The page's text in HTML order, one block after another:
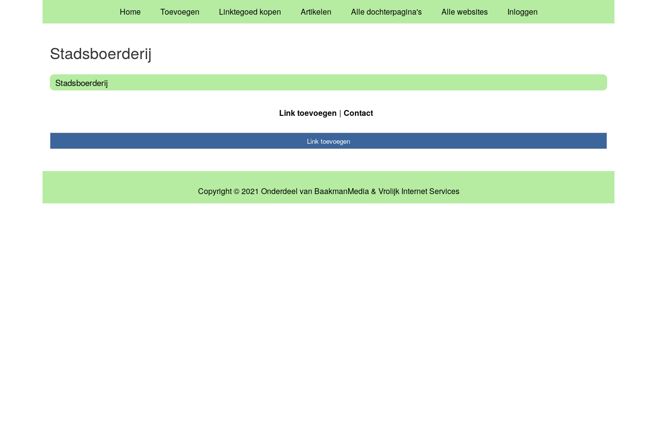
Home Toevoegen Linktegoed kopen Artikelen Alle dochterpagina's Alle websites Inloggen
Stadsboerderij
Stadsboerderij
Link toevoegen Contact
Link toevoegen
Copyright © 2021 Onderdeel van BaakmanMedia& Vrolijk Internet Services